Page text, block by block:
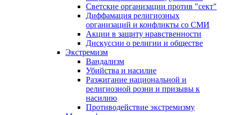
Светские организации против "сект"
Диффамация религиозных
организаций и конфликты со СМИ
Акции в защиту нравственности
Дискуссии о религии и обществе
Экстремизм
Вандализм
Убийства и насилие
Разжигание национальной и
религиозной розни и призывы к
насилию
Противодействие экстремизму